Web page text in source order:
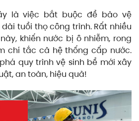
là việc bắt buộc để bảo vệ
tuổi thọ công trình. Rất nhiều
khiến nước bị ô nhiễm, rong
chí tắc cả hệ thống cấp nước.
quy trình vệ sinh bể mới xây
an toàn, hiệu quả!